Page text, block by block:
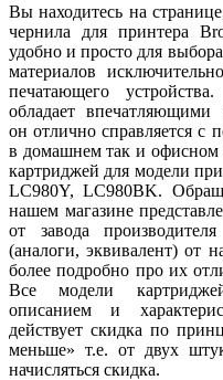
Вы находитесь на
чернила для принтера
удобно и просто для
материалов
печатающего
обладает впечатляющими
он отлично справляется с
в домашнем так и офисном
картриджей для модели
LC980Y, LC980BK.
нашем магазине
от завода
(аналоги, эквивалент)
более подробно про их
Все модели
описанием и
действует скидка по
меньше» т.е. от двух
начисляться скидка.